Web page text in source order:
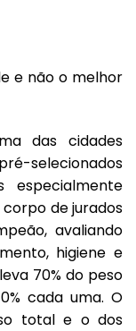
e não o melhor
das cidades
selecionados
especialmente
de jurados
avaliando
higiene e
70% do peso
cada uma. O
total e o dos